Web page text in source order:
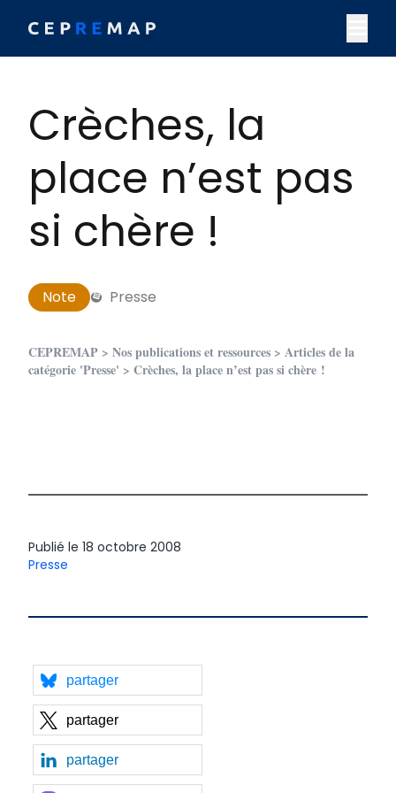
Crèches, la
place n’est pas
si chère !
Note Presse
CEPREMAP > Nos publications et ressources > Articles de la
catégorie 'Presse' > Crèches, la place n’est pas si chère !
Publié le 18 octobre 2008
Presse
partager
partager
partager